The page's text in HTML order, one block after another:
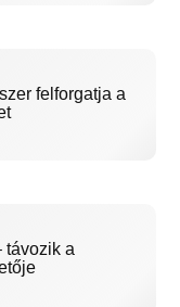
felforgatja a
távozik a